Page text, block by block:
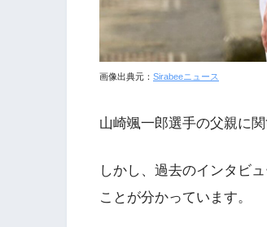
画像出典元： Sirabeeニュース
山崎颯一郎選手の父親に
しかし、過去のインタビ
ことが分かっています。